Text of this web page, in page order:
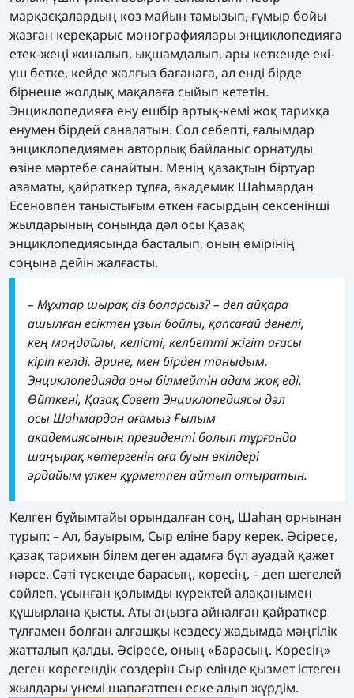
марқасқалардың көз майын тамызып, ғұмыр бойы
жазған кереқарыс монографиялары энциклопедияға
етек-жеңі жиналып, ықшамдалып, ары кеткенде екі-
үш бетке, кейде жалғыз бағанаға, ал енді бірде
бірнеше жолдық мақалаға сыйып кететін.
Энциклопедияға ену ешбір артық-кемі жоқ тарихқа
енумен бірдей саналатын. Сол себепті, ғалымдар
энциклопедиямен авторлық байланыс орнатуды
өзіне мәртебе санайтын. Менің қазақтың біртуар
азаматы, қайраткер тұлға, академик Шаһмардан
Есеновпен таныстығым өткен ғасырдың сексенінші
жылдарының соңында дәл осы Қазақ
энциклопедиясында басталып, оның өмірінің
соңына дейін жалғасты.
– Мұхтар шырақ сіз боларсыз? – деп айқара
ашылған есіктен ұзын бойлы, қапсағай денелі,
кең маңдайлы, келісті, келбетті жігіт ағасы
кіріп келді. Әрине, мен бірден таныдым.
Энциклопедияда оны білмейтін адам жоқ еді.
Өйткені, Қазақ Совет Энциклопедиясы дәл
осы Шаһмардан ағамыз Ғылым
академиясының президенті болып тұрғанда
шаңырақ көтергенін аға буын өкілдері
әрдайым үлкен құрметпен айтып отыратын.
Келген бұйымтайы орындалған соң, Шаһаң орнынан
тұрып: – Ал, бауырым, Сыр еліне бару керек. Әсіресе,
қазақ тарихын білем деген адамға бұл ауадай қажет
нәрсе. Сәті түскенде барасың, көресің, – деп шегелей
сөйлеп, ұсынған қолымды күректей алақанымен
құшырлана қысты. Аты аңызға айналған қайраткер
тұлғамен болған алғашқы кездесу жадымда мәңгілік
жатталып қалды. Әсіресе, оның «Барасың. Көресің»
деген көрегендік сөздерін Сыр елінде қызмет істеген
жылдары үнемі шапағатпен еске алып жүрдім.